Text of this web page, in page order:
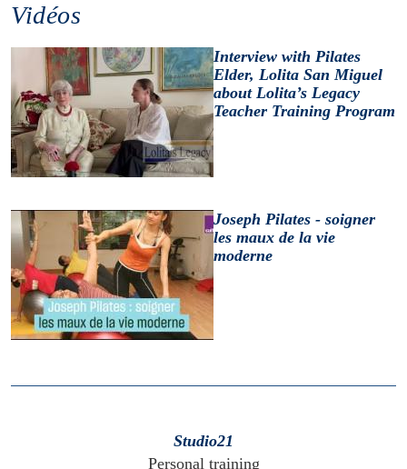
Vidéos
Interview with Pilates
Elder, Lolita San Miguel
about Lolita’s Legacy
Teacher Training Program
Joseph Pilates - soigner
les maux de la vie
moderne
Studio21
Personal training